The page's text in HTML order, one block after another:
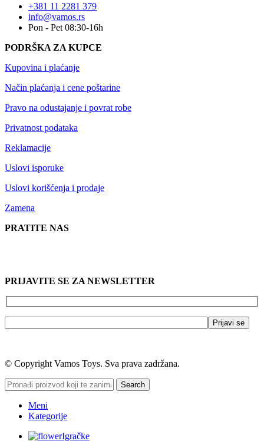
+381 11 2281 379
info@vamos.rs
Pon - Pet 08:30-16h
PODRŠKA ZA KUPCE
Kupovina i plaćanje
Način plaćanja i cene poštarine
Pravo na odustajanje i povrat robe
Privatnost podataka
Reklamacije
Uslovi isporuke
Uslovi korišćenja i prodaje
Zamena
PRATITE NAS
PRIJAVITE SE ZA NEWSLETTER
© Copyright Vamos Toys. Sva prava zadržana.
Search
Meni
Kategorije
Igračke